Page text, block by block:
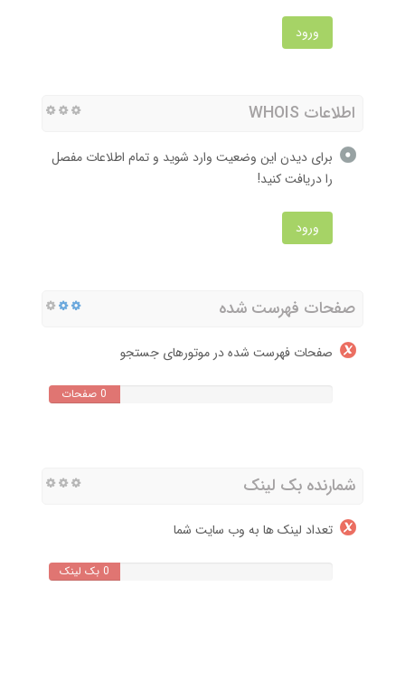
ورود
اطلاعات WHOIS
برای دیدن این وضعیت وارد شوید و تمام اطلاعات مفصل
را دریافت کنید!
ورود
صفحات فهرست شده
صفحات فهرست شده در موتورهای جستجو
0 صفحات
شمارنده بک لینک
تعداد لینک ها به وب سایت شما
0 بک لینک